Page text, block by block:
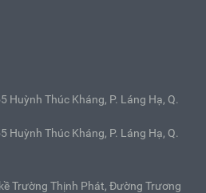
Huỳnh Thúc Kháng, P. Láng Hạ, Q.
Huỳnh Thúc Kháng, P. Láng Hạ, Q.
Trường Thịnh Phát, Đường Trương